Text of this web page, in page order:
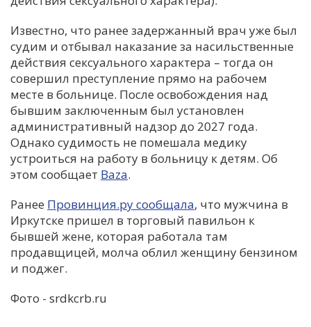
Я
Известно, что ранее задержанный врач уже был
судим и отбывал наказание за насильственные
действия сексуального характера – тогда он
совершил преступление прямо на рабочем
месте в больнице. После освобождения над
бывшим заключенным был установлен
административный надзор до 2027 года.
Однако судимость не помешала медику
устроиться на работу в больницу к детям. Об
этом сообщает Baza.
Ранее Провинция.ру сообщала, что мужчина в
Иркутске пришел в торговый павильон к
бывшей жене, которая работала там
продавщицей, молча облил женщину бензином
и поджег.
Фото - srdkcrb.ru